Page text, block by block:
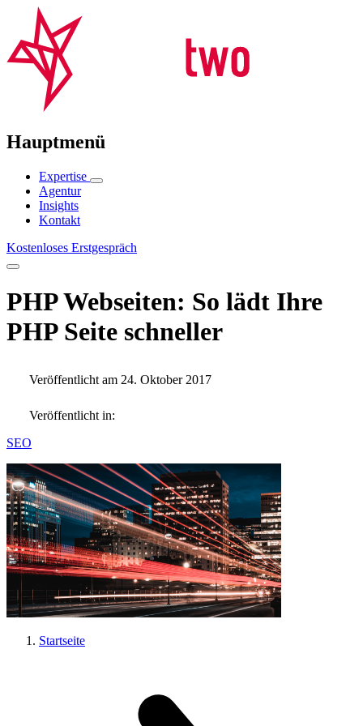
Hauptmenü
Expertise
Agentur
Insights
Kontakt
Kostenloses Erstgespräch
PHP Webseiten: So lädt Ihre
PHP Seite schneller
Veröffentlicht am 24. Oktober 2017
Veröffentlicht in:
SEO
Startseite